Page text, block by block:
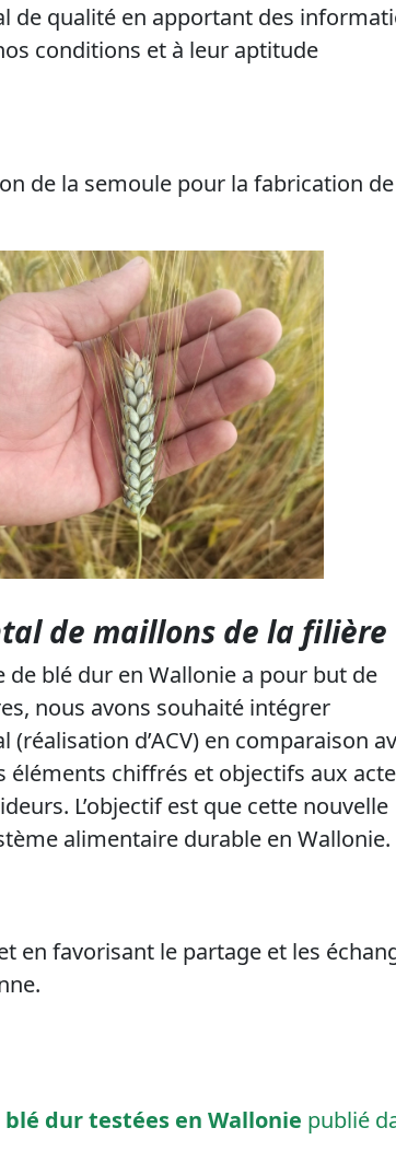
de qualité en apportant des
conditions et à leur aptitude
de la semoule pour la fabrication de
de maillons de la filière
blé dur en Wallonie a pour but de
nous avons souhaité intégrer
d’ACV) en comparaison
chiffrés et objectifs aux
L’objectif est que cette nouvelle
alimentaire durable en Wallonie.
en favorisant le partage et les
dur testées en Wallonie publié